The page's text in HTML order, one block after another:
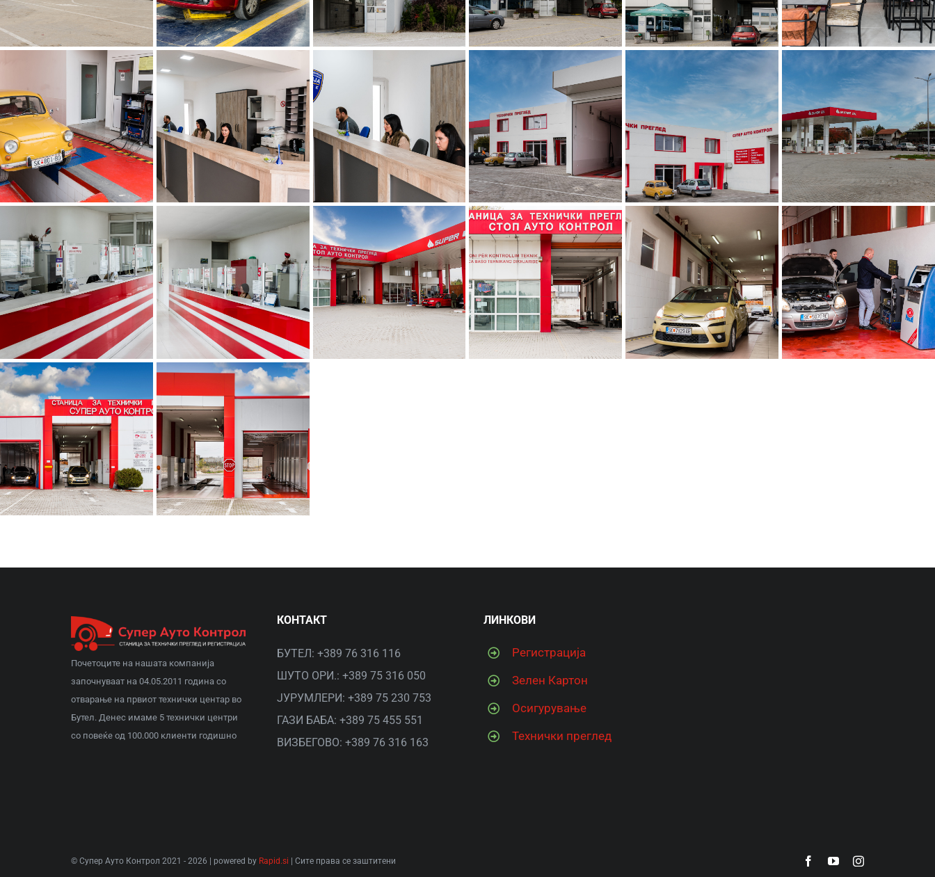
Почетоците на нашата компанија
започнуваат на 04.05.2011 година со
отварање на првиот технички центар во
Бутел. Денес имаме 5 технички центри
со повеќе од 100.000 клиенти годишно
КОНТАКТ
БУТЕЛ: +389 76 316 116
ШУТО ОРИ.: +389 75 316 050
ЈУРУМЛЕРИ: +389 75 230 753
ГАЗИ БАБА: +389 75 455 551
ВИЗБЕГОВО: +389 76 316 163
ЛИНКОВИ
Рeгистрација
Зелен Картон
Осигурување
Технички преглед
© Супер Ауто Контрол 2021 - 2026 | powered by Rapid.si | Сите права се заштитени